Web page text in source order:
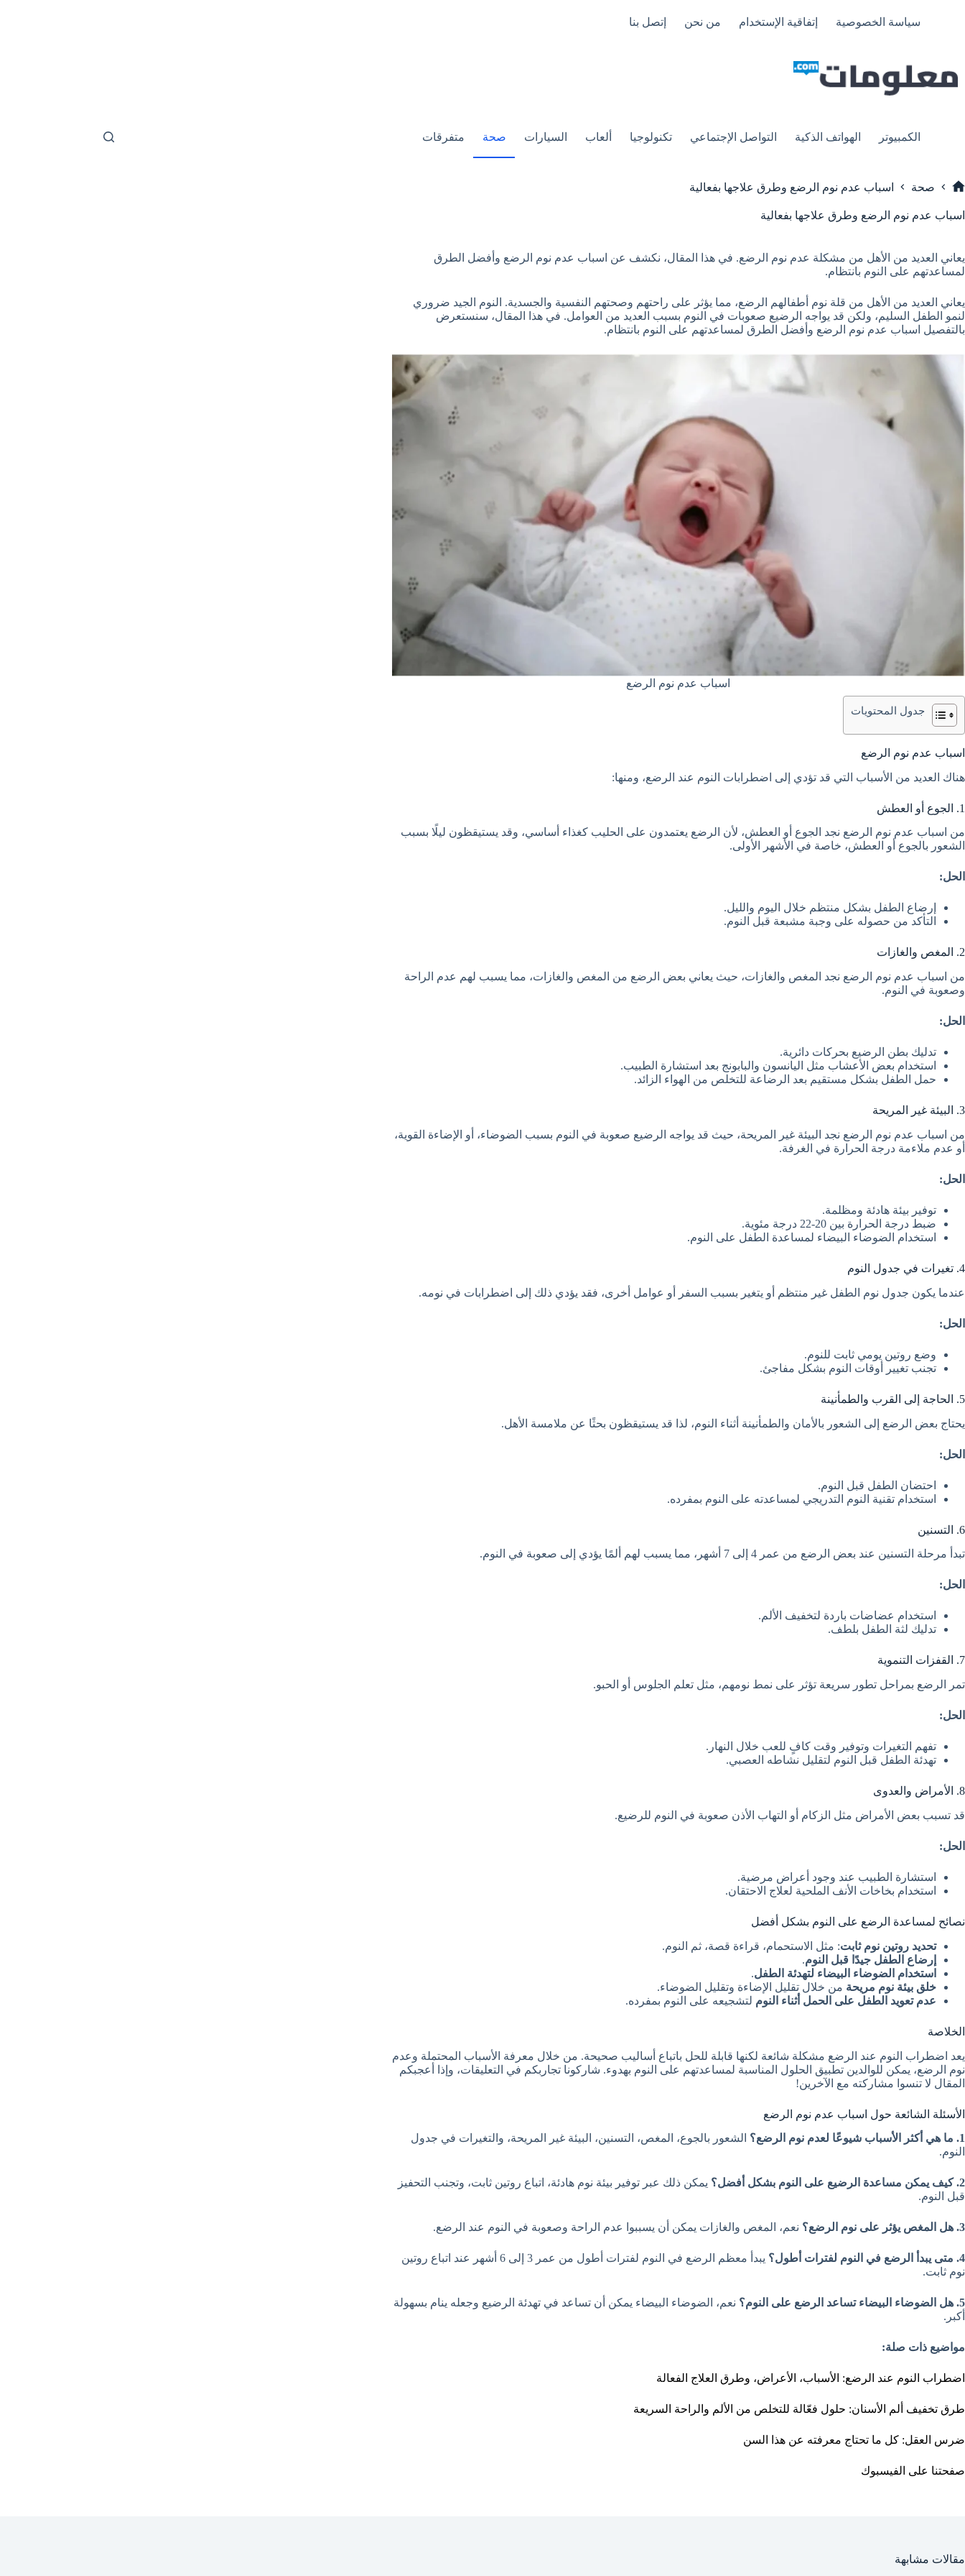
سياسة الخصوصية إتفاقية الإستخدام من نحن إتصل بنا
الكمبيوتر الهواتف الذكية التواصل الإجتماعي تكنولوجيا ألعاب السيارات صحة متفرقات
صحة اسباب عدم نوم الرضع وطرق علاجها بفعالية
اسباب عدم نوم الرضع وطرق علاجها بفعالية
يعاني العديد من الأهل من مشكلة عدم نوم الرضع. في هذا المقال، نكشف عن اسباب عدم نوم الرضع وأفضل الطرق
لمساعدتهم على النوم بانتظام.
يعاني العديد من الأهل من قلة نوم أطفالهم الرضع، مما يؤثر على راحتهم وصحتهم النفسية والجسدية. النوم الجيد ضروري
لنمو الطفل السليم، ولكن قد يواجه الرضيع صعوبات في النوم بسبب العديد من العوامل. في هذا المقال، سنستعرض
بالتفصيل اسباب عدم نوم الرضع وأفضل الطرق لمساعدتهم على النوم بانتظام.
اسباب عدم نوم الرضع
جدول المحتويات
اسباب عدم نوم الرضع
هناك العديد من الأسباب التي قد تؤدي إلى اضطرابات النوم عند الرضع، ومنها:
1. الجوع أو العطش
من اسباب عدم نوم الرضع نجد الجوع أو العطش، لأن الرضع يعتمدون على الحليب كغذاء أساسي، وقد يستيقظون ليلًا بسبب
الشعور بالجوع أو العطش، خاصة في الأشهر الأولى.
الحل:
إرضاع الطفل بشكل منتظم خلال اليوم والليل.
التأكد من حصوله على وجبة مشبعة قبل النوم.
2. المغص والغازات
من اسباب عدم نوم الرضع نجد المغص والغازات، حيث يعاني بعض الرضع من المغص والغازات، مما يسبب لهم عدم الراحة
وصعوبة في النوم.
الحل:
تدليك بطن الرضيع بحركات دائرية.
استخدام بعض الأعشاب مثل اليانسون والبابونج بعد استشارة الطبيب.
حمل الطفل بشكل مستقيم بعد الرضاعة للتخلص من الهواء الزائد.
3. البيئة غير المريحة
من اسباب عدم نوم الرضع نجد البيئة غير المريحة، حيث قد يواجه الرضيع صعوبة في النوم بسبب الضوضاء، أو الإضاءة القوية،
أو عدم ملاءمة درجة الحرارة في الغرفة.
الحل:
توفير بيئة هادئة ومظلمة.
ضبط درجة الحرارة بين 20-22 درجة مئوية.
استخدام الضوضاء البيضاء لمساعدة الطفل على النوم.
4. تغيرات في جدول النوم
عندما يكون جدول نوم الطفل غير منتظم أو يتغير بسبب السفر أو عوامل أخرى، فقد يؤدي ذلك إلى اضطرابات في نومه.
الحل:
وضع روتين يومي ثابت للنوم.
تجنب تغيير أوقات النوم بشكل مفاجئ.
5. الحاجة إلى القرب والطمأنينة
يحتاج بعض الرضع إلى الشعور بالأمان والطمأنينة أثناء النوم، لذا قد يستيقظون بحثًا عن ملامسة الأهل.
الحل:
احتضان الطفل قبل النوم.
استخدام تقنية النوم التدريجي لمساعدته على النوم بمفرده.
6. التسنين
تبدأ مرحلة التسنين عند بعض الرضع من عمر 4 إلى 7 أشهر، مما يسبب لهم ألمًا يؤدي إلى صعوبة في النوم.
الحل:
استخدام عضاضات باردة لتخفيف الألم.
تدليك لثة الطفل بلطف.
7. القفزات التنموية
تمر الرضع بمراحل تطور سريعة تؤثر على نمط نومهم، مثل تعلم الجلوس أو الحبو.
الحل:
تفهم التغيرات وتوفير وقت كافٍ للعب خلال النهار.
تهدئة الطفل قبل النوم لتقليل نشاطه العصبي.
8. الأمراض والعدوى
قد تسبب بعض الأمراض مثل الزكام أو التهاب الأذن صعوبة في النوم للرضيع.
الحل:
استشارة الطبيب عند وجود أعراض مرضية.
استخدام بخاخات الأنف الملحية لعلاج الاحتقان.
نصائح لمساعدة الرضع على النوم بشكل أفضل
تحديد روتين نوم ثابت: مثل الاستحمام، قراءة قصة، ثم النوم.
إرضاع الطفل جيدًا قبل النوم.
استخدام الضوضاء البيضاء لتهدئة الطفل.
خلق بيئة نوم مريحة من خلال تقليل الإضاءة وتقليل الضوضاء.
عدم تعويد الطفل على الحمل أثناء النوم لتشجيعه على النوم بمفرده.
الخلاصة
يعد اضطراب النوم عند الرضع مشكلة شائعة لكنها قابلة للحل باتباع أساليب صحيحة. من خلال معرفة الأسباب المحتملة وعدم
نوم الرضع، يمكن للوالدين تطبيق الحلول المناسبة لمساعدتهم على النوم بهدوء. شاركونا تجاربكم في التعليقات، وإذا أعجبكم
المقال لا تنسوا مشاركته مع الآخرين!
الأسئلة الشائعة حول اسباب عدم نوم الرضع
1. ما هي أكثر الأسباب شيوعًا لعدم نوم الرضع؟
الشعور بالجوع، المغص، التسنين، البيئة غير المريحة، والتغيرات في جدول
النوم.
2. كيف يمكن مساعدة الرضيع على النوم بشكل أفضل؟
يمكن ذلك عبر توفير بيئة نوم هادئة، اتباع روتين ثابت، وتجنب التحفيز
قبل النوم.
3. هل المغص يؤثر على نوم الرضع؟ نعم، المغص والغازات يمكن أن يسببوا عدم الراحة وصعوبة في النوم عند الرضع.
4. متى يبدأ الرضع في النوم لفترات أطول؟
يبدأ معظم الرضع في النوم لفترات أطول من عمر 3 إلى 6 أشهر عند اتباع روتين
نوم ثابت.
5. هل الضوضاء البيضاء تساعد الرضع على النوم؟
نعم، الضوضاء البيضاء يمكن أن تساعد في تهدئة الرضيع وجعله ينام بسهولة
أكبر.
مواضيع ذات صلة:
اضطراب النوم عند الرضع: الأسباب، الأعراض، وطرق العلاج الفعالة
طرق تخفيف ألم الأسنان: حلول فعّالة للتخلص من الألم والراحة السريعة
ضرس العقل: كل ما تحتاج معرفته عن هذا السن
صفحتنا على الفيسبوك
مقالات مشابهة